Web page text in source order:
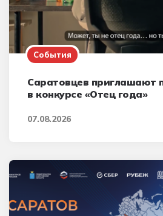
События
Саратовцев приглашают
в конкурсе «Отец года»
07.08.2026